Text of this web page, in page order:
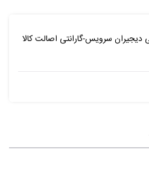
دیجیران سرویس-گارانتی اصالت کالا